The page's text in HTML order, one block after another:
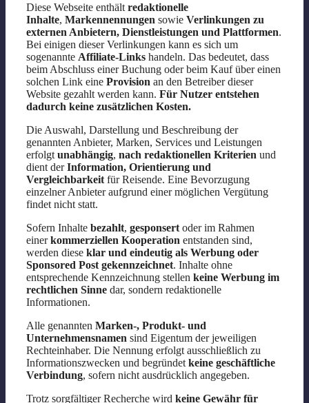
Diese Webseite enthält redaktionelle
Inhalte, Markennennungen sowie Verlinkungen zu
externen Anbietern, Dienstleistungen und Plattformen.
Bei einigen dieser Verlinkungen kann es sich um
sogenannte Affiliate-Links handeln. Das bedeutet, dass
beim Abschluss einer Buchung oder beim Kauf über einen
solchen Link eine Provision an den Betreiber dieser
Website gezahlt werden kann. Für Nutzer entstehen
dadurch keine zusätzlichen Kosten.
Die Auswahl, Darstellung und Beschreibung der
genannten Anbieter, Marken, Services und Leistungen
erfolgt unabhängig, nach redaktionellen Kriterien und
dient derInformation, Orientierung und
Vergleichbarkeit für Reisende. Eine Bevorzugung
einzelner Anbieter aufgrund einer möglichen Vergütung
findet nicht statt.
Sofern Inhalte bezahlt, gesponsert oder im Rahmen
einerkommerziellen Kooperation entstanden sind,
werden diese klar und eindeutig als Werbung oder
Sponsored Post gekennzeichnet. Inhalte ohne
entsprechende Kennzeichnung stellen keine Werbung im
rechtlichen Sinne dar, sondern redaktionelle
Informationen.
Alle genannten Marken-, Produkt- und
Unternehmensnamen sind Eigentum der jeweiligen
Rechteinhaber. Die Nennung erfolgt ausschließlich zu
Informationszwecken und begründet keine geschäftliche
Verbindung, sofern nicht ausdrücklich angegeben.
Trotz sorgfältiger Recherche wird keine Gewähr für